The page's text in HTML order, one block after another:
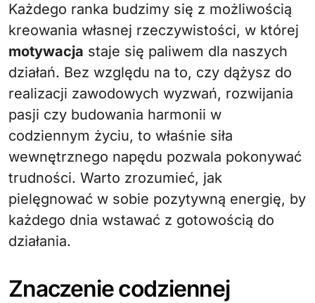
Każdego ranka budzimy się z możliwością
kreowania własnej rzeczywistości, w której
motywacja staje się paliwem dla naszych
działań. Bez względu na to, czy dążysz do
realizacji zawodowych wyzwań, rozwijania
pasji czy budowania harmonii w
codziennym życiu, to właśnie siła
wewnętrznego napędu pozwala pokonywać
trudności. Warto zrozumieć, jak
pielęgnować w sobie pozytywną energię, by
każdego dnia wstawać z gotowością do
działania.
Znaczenie codziennej